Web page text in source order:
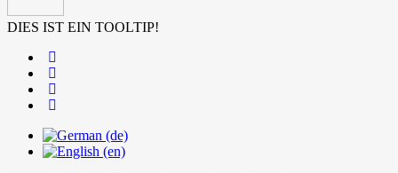
DIES IST EIN TOOLTIP!